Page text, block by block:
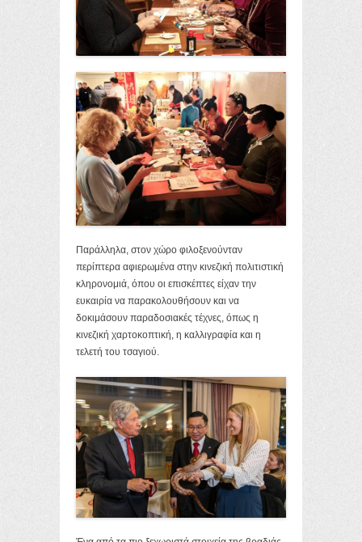
Παράλληλα, στον χώρο φιλοξενούνταν
περίπτερα αφιερωμένα στην κινεζική πολιτιστική
κληρονομιά, όπου οι επισκέπτες είχαν την
ευκαιρία να παρακολουθήσουν και να
δοκιμάσουν παραδοσιακές τέχνες, όπως η
κινεζική χαρτοκοπτική, η καλλιγραφία και η
τελετή του τσαγιού.